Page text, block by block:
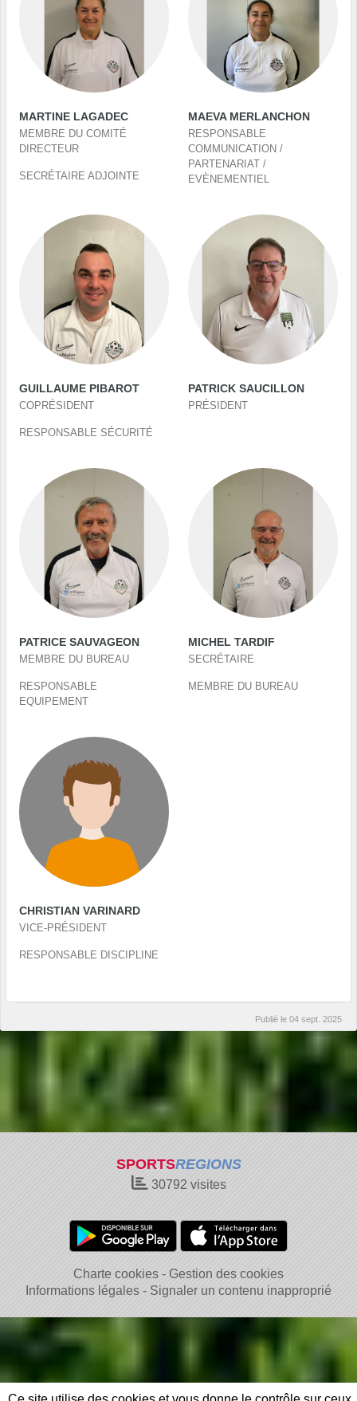
MARTINE LAGADEC
MEMBRE DU COMITÉ
DIRECTEUR
SECRÉTAIRE ADJOINTE
MAEVA MERLANCHON
RESPONSABLE
COMMUNICATION /
PARTENARIAT /
EVÈNEMENTIEL
GUILLAUME PIBAROT
COPRÉSIDENT
RESPONSABLE SÉCURITÉ
PATRICK SAUCILLON
PRÉSIDENT
PATRICE SAUVAGEON
MEMBRE DU BUREAU
RESPONSABLE
EQUIPEMENT
MICHEL TARDIF
SECRÉTAIRE
MEMBRE DU BUREAU
CHRISTIAN VARINARD
VICE-PRÉSIDENT
RESPONSABLE DISCIPLINE
Publié le 04 sept. 2025
SPORTSREGIONS
30792 visites
Charte cookies
Gestion des cookies
Informations légales
Signaler un contenu inapproprié